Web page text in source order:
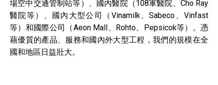
場空中交通管制站等）、國內醫院（108軍醫院、Cho Ray
醫院等）、國內大型公司（Vinamilk、Sabeco、Vinfast
等）和國際公司（Aeon Mall、Rohto、Pepsicok等）。憑
藉優質的產品、服務和國內外大型工程，我們的規模在全
國和地區日益壯大。